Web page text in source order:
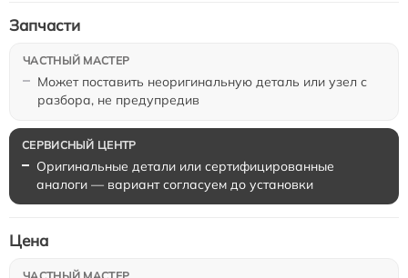
Может поставить неоригинальную деталь или узел с
разбора, не предупредив
Запчасти
Оригинальные детали или сертифицированные
аналоги — вариант согласуем до установки
Цена